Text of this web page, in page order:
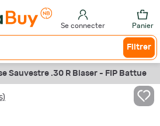
Se connecter Panier
Filtrer
Sauvestre .30 R Blaser - FIP Battue